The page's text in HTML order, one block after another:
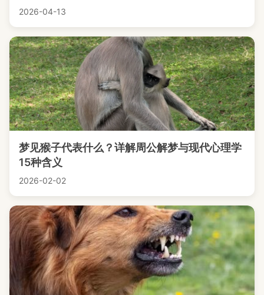
2026-04-13
梦见猴子代表什么？详解周公解梦与现代心理学
15种含义
2026-02-02